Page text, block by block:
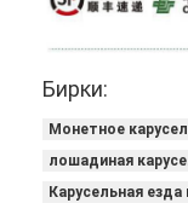
Бирки:
Монетное
лошадиная
Карусельная